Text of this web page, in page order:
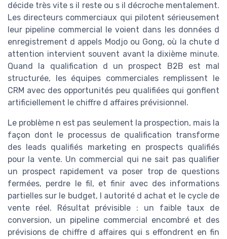
décide très vite s il reste ou s il décroche mentalement.
Les directeurs commerciaux qui pilotent sérieusement
leur pipeline commercial le voient dans les données d
enregistrement d appels Modjo ou Gong, où la chute d
attention intervient souvent avant la dixième minute.
Quand la qualification d un prospect B2B est mal
structurée, les équipes commerciales remplissent le
CRM avec des opportunités peu qualifiées qui gonflent
artificiellement le chiffre d affaires prévisionnel.
Le problème n est pas seulement la prospection, mais la
façon dont le processus de qualification transforme
des leads qualifiés marketing en prospects qualifiés
pour la vente. Un commercial qui ne sait pas qualifier
un prospect rapidement va poser trop de questions
fermées, perdre le fil, et finir avec des informations
partielles sur le budget, l autorité d achat et le cycle de
vente réel. Résultat prévisible : un faible taux de
conversion, un pipeline commercial encombré et des
prévisions de chiffre d affaires qui s effondrent en fin